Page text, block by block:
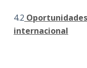
4.2
internacional